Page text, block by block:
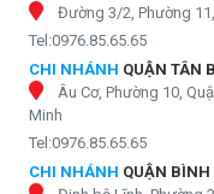
Đường 3/2, Phường
Tel:0976.85.65.65
CHI NHÁNH QUẬN TÂN
Âu Cơ, Phường 10,
Minh
Tel:0976.85.65.65
CHI NHÁNH QUẬN